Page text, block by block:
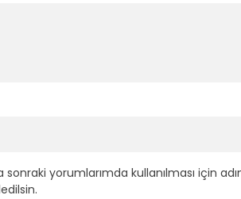
sonraki yorumlarımda kullanılması için